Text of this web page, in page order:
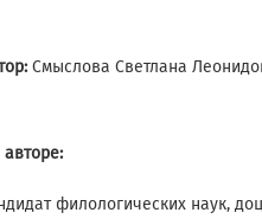
Смыслова Светлана
филологических наук,